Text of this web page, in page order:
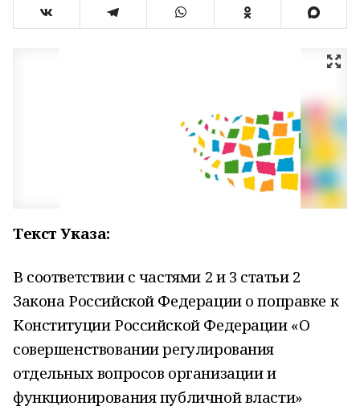
Текст Указа:
В соответствии с частями 2 и 3 статьи 2
Закона Российской Федерации о поправке к
Конституции Российской Федерации «О
совершенствовании регулирования
отдельных вопросов организации и
функционирования публичной власти»